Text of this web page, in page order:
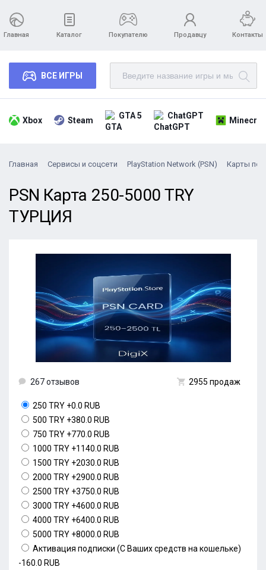
Главная Каталог Покупателю Продавцу Контакты
ВСЕ ИГРЫ
Xbox Steam GTA 5 ChatGPT
Главная Сервисы и соцсети PlayStation Network (PSN) Карты
PSN Карта 250-5000 TRY
ТУРЦИЯ
267 отзывов 2955 продаж
250 TRY +0.0 RUB
500 TRY +380.0 RUB
750 TRY +770.0 RUB
1000 TRY +1140.0 RUB
1500 TRY +2030.0 RUB
2000 TRY +2900.0 RUB
2500 TRY +3750.0 RUB
3000 TRY +4600.0 RUB
4000 TRY +6400.0 RUB
5000 TRY +8000.0 RUB
Активация подписки (С Ваших средств на кошельке)
-160.0 RUB